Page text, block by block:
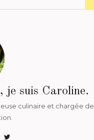
je suis Caroline.
culinaire et chargée de